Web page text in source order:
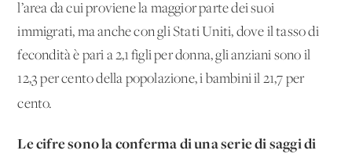
l’area da cui proviene la maggior parte dei suoi
immigrati, ma anche con gli Stati Uniti, dove il tasso di
fecondità è pari a 2,1 figli per donna, gli anziani sono il
12,3 per cento della popolazione, i bambini il 21,7 per
cento.
Le cifre sono la conferma di una serie di saggi di